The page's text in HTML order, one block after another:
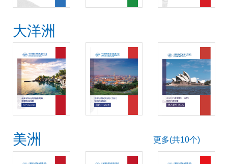
大洋洲
美洲 更多(共10个)